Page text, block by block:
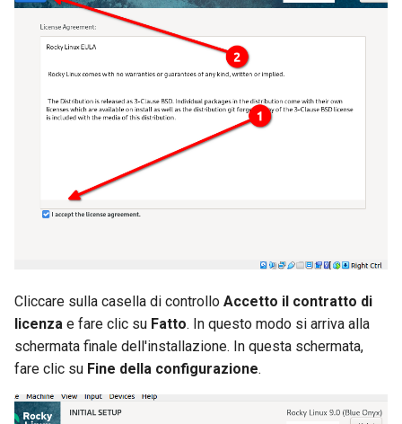
Cliccare sulla casella di controllo Accetto il contratto di
licenza e fare clic su Fatto. In questo modo si arriva alla
schermata finale dell'installazione. In questa schermata,
fare clic su Fine della configurazione.